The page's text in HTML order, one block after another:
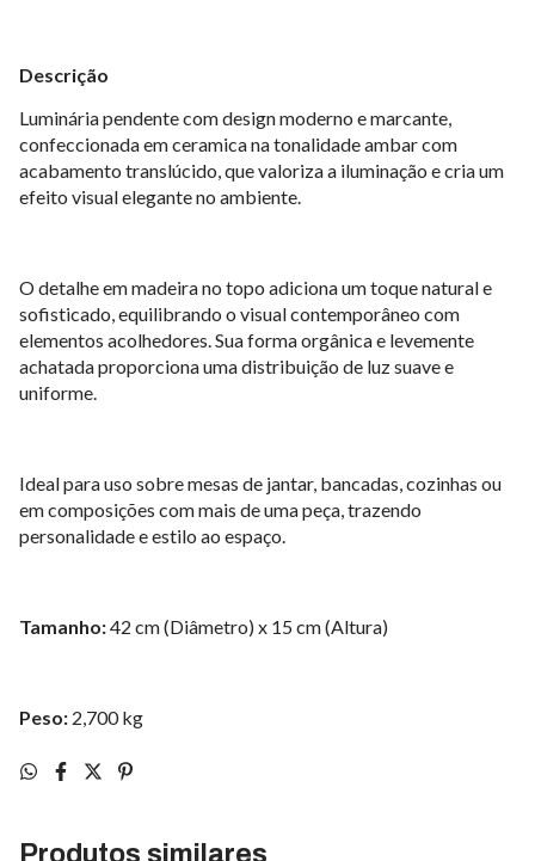
Descrição
Luminária pendente com design moderno e marcante,
confeccionada em ceramica na tonalidade ambar com
acabamento translúcido, que valoriza a iluminação e cria um
efeito visual elegante no ambiente.
O detalhe em madeira no topo adiciona um toque natural e
sofisticado, equilibrando o visual contemporâneo com
elementos acolhedores. Sua forma orgânica e levemente
achatada proporciona uma distribuição de luz suave e
uniforme.
Ideal para uso sobre mesas de jantar, bancadas, cozinhas ou
em composições com mais de uma peça, trazendo
personalidade e estilo ao espaço.
Tamanho:42 cm (Diâmetro) x 15 cm (Altura)
Peso: 2,700 kg
Produtos similares